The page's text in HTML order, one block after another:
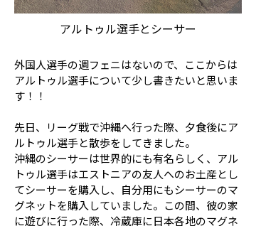
アルトゥル選手とシーサー
外国人選手の週フェニはないので、ここからは
アルトゥル選手について少し書きたいと思いま
す！！
先日、リーグ戦で沖縄へ行った際、夕食後にア
ルトゥル選手と散歩をしてきました。
沖縄のシーサーは世界的にも有名らしく、アル
トゥル選手はエストニアの友人へのお土産とし
てシーサーを購入し、自分用にもシーサーのマ
グネットを購入していました。この間、彼の家
に遊びに行った際、冷蔵庫に日本各地のマグネ